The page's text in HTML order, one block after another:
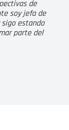
de
soy jefa de
estando
parte del